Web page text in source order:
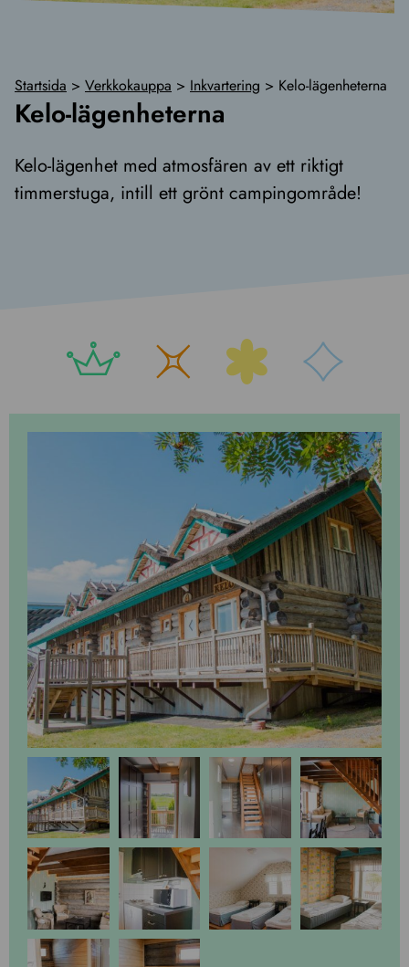
Startsida > Verkkokauppa > Inkvartering > Kelo-lägenheterna
Kelo-lägenheterna
Kelo-lägenhet med atmosfären av ett riktigt
timmerstuga, intill ett grönt campingområde!